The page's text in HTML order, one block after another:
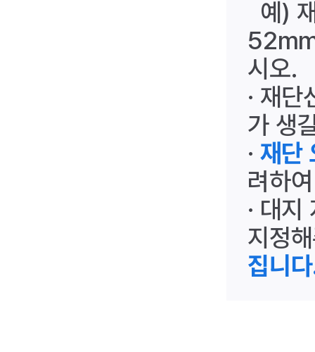
예)
시오.
· 재
가 생
· 재단
려하
· 대
지정
집니